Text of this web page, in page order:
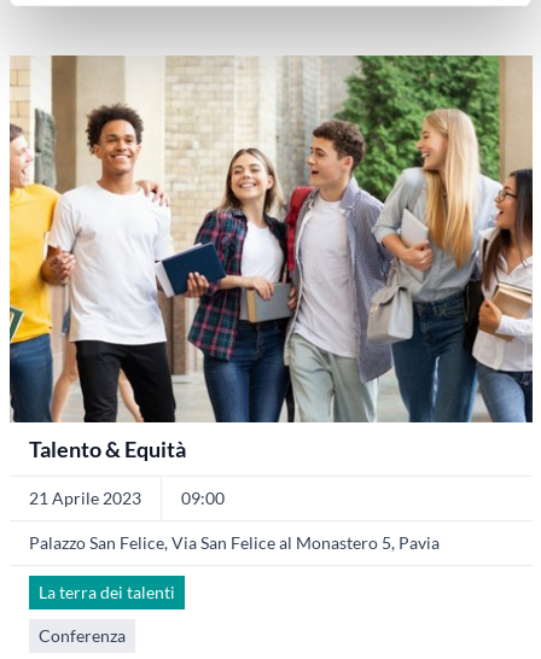
Talento & Equità
21 Aprile 2023 09:00
Palazzo San Felice, Via San Felice al Monastero 5, Pavia
La terra dei talenti
Conferenza